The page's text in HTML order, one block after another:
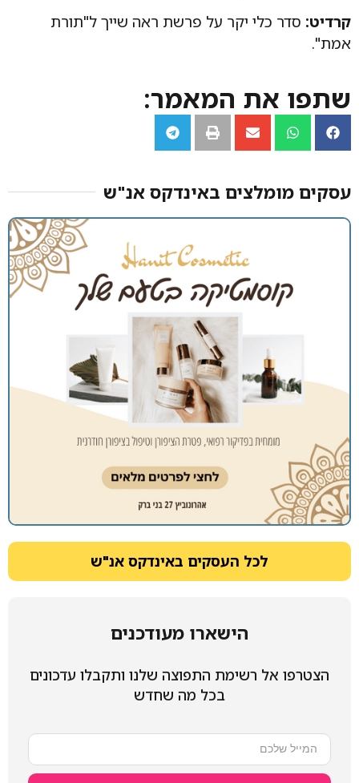
קרדיט: סדר כלי יקר על פרשת ראה שייך ל"תורת
אמת".
שתפו את המאמר:
עסקים מומלצים באינדקס אנ"ש​
לכל העסקים באינדקס אנ"ש
הישארו מעודכנים
הצטרפו אל רשימת התפוצה שלנו ותקבלו עדכונים
בכל מה שחדש